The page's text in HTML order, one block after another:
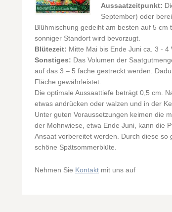
Aussaatzeitpunkt:
September) oder
Blühmischung gedeiht am besten auf 5
sonniger Standort wird bevorzugt.
Blütezeit: Mitte Mai bis Ende Juni ca. 3 - 4
Sonstiges: Das Volumen der
auf das 3 – 5 fache gestreckt werden.
Fläche gewährleistet.
Die optimale Aussaattiefe beträgt 0,5 cm.
etwas andrücken oder walzen und in der
Unter guten Voraussetzungen keimen die
der Mohnwiese, etwa Ende Juni, kann die
Ansaat vorbereitet werden. Durch diese so
schöne Spätsommerblüte.
Nehmen Sie Kontaktmit uns auf